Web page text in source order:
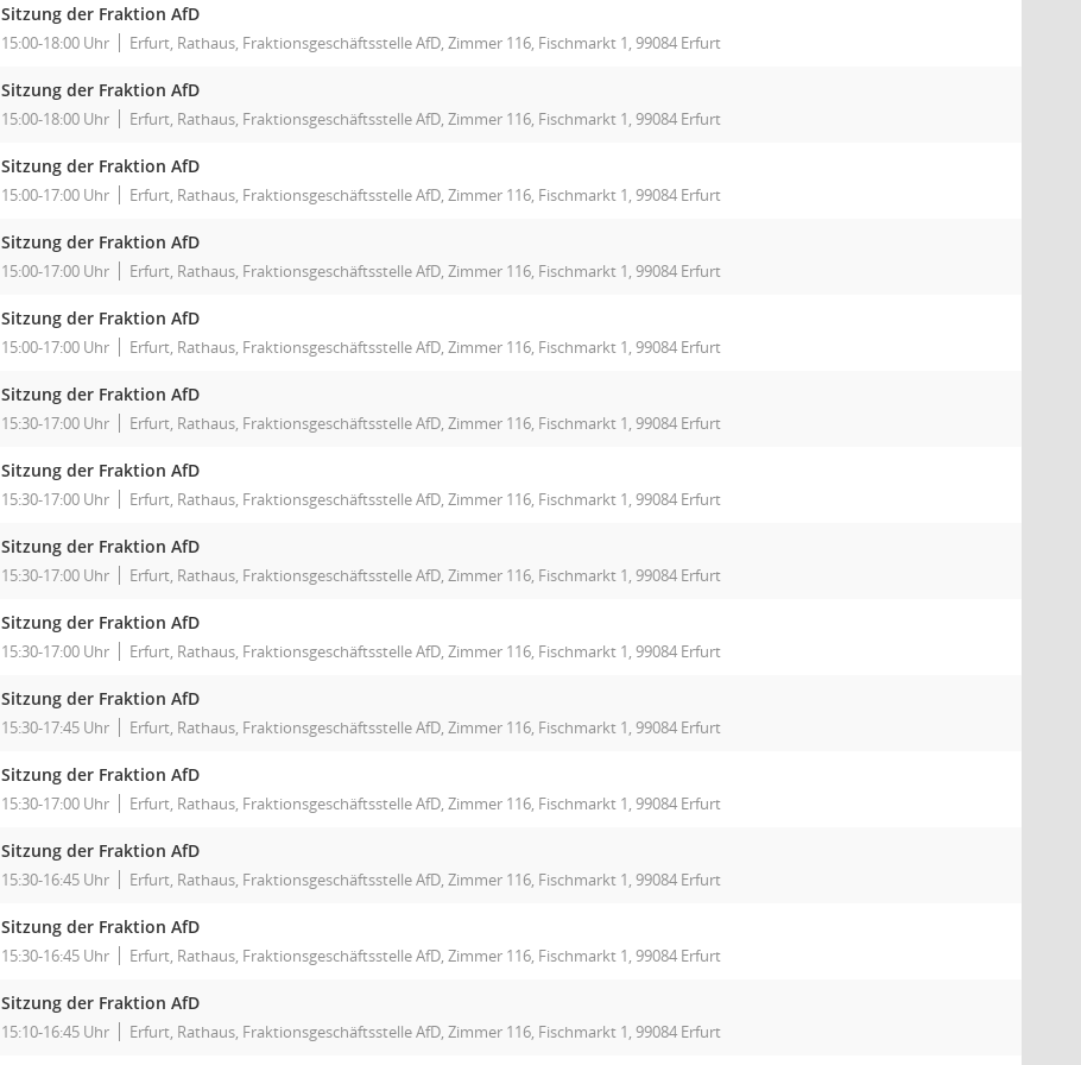
Sitzung der Fraktion AfD
15:00-18:00 Uhr Erfurt, Rathaus, Fraktionsgeschäftsstelle AfD, Zimmer 116, Fischmarkt 1, 99084 Erfurt
Sitzung der Fraktion AfD
15:00-18:00 Uhr Erfurt, Rathaus, Fraktionsgeschäftsstelle AfD, Zimmer 116, Fischmarkt 1, 99084 Erfurt
Sitzung der Fraktion AfD
15:00-17:00 Uhr Erfurt, Rathaus, Fraktionsgeschäftsstelle AfD, Zimmer 116, Fischmarkt 1, 99084 Erfurt
Sitzung der Fraktion AfD
15:00-17:00 Uhr Erfurt, Rathaus, Fraktionsgeschäftsstelle AfD, Zimmer 116, Fischmarkt 1, 99084 Erfurt
Sitzung der Fraktion AfD
15:00-17:00 Uhr Erfurt, Rathaus, Fraktionsgeschäftsstelle AfD, Zimmer 116, Fischmarkt 1, 99084 Erfurt
Sitzung der Fraktion AfD
15:30-17:00 Uhr Erfurt, Rathaus, Fraktionsgeschäftsstelle AfD, Zimmer 116, Fischmarkt 1, 99084 Erfurt
Sitzung der Fraktion AfD
15:30-17:00 Uhr Erfurt, Rathaus, Fraktionsgeschäftsstelle AfD, Zimmer 116, Fischmarkt 1, 99084 Erfurt
Sitzung der Fraktion AfD
15:30-17:00 Uhr Erfurt, Rathaus, Fraktionsgeschäftsstelle AfD, Zimmer 116, Fischmarkt 1, 99084 Erfurt
Sitzung der Fraktion AfD
15:30-17:00 Uhr Erfurt, Rathaus, Fraktionsgeschäftsstelle AfD, Zimmer 116, Fischmarkt 1, 99084 Erfurt
Sitzung der Fraktion AfD
15:30-17:45 Uhr Erfurt, Rathaus, Fraktionsgeschäftsstelle AfD, Zimmer 116, Fischmarkt 1, 99084 Erfurt
Sitzung der Fraktion AfD
15:30-17:00 Uhr Erfurt, Rathaus, Fraktionsgeschäftsstelle AfD, Zimmer 116, Fischmarkt 1, 99084 Erfurt
Sitzung der Fraktion AfD
15:30-16:45 Uhr Erfurt, Rathaus, Fraktionsgeschäftsstelle AfD, Zimmer 116, Fischmarkt 1, 99084 Erfurt
Sitzung der Fraktion AfD
15:30-16:45 Uhr Erfurt, Rathaus, Fraktionsgeschäftsstelle AfD, Zimmer 116, Fischmarkt 1, 99084 Erfurt
Sitzung der Fraktion AfD
15:10-16:45 Uhr Erfurt, Rathaus, Fraktionsgeschäftsstelle AfD, Zimmer 116, Fischmarkt 1, 99084 Erfurt